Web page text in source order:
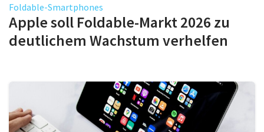
Foldable-Smartphones
Apple soll Foldable-Markt 2026 zu
deutlichem Wachstum verhelfen